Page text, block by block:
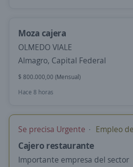
Moza cajera
OLMEDO VIALE
Almagro, Capital Federal
$ 800.000,00 (Mensual)
Hace 8 horas
Se precisa Urgente Empleo
Cajero restaurante
Importante empresa del sector